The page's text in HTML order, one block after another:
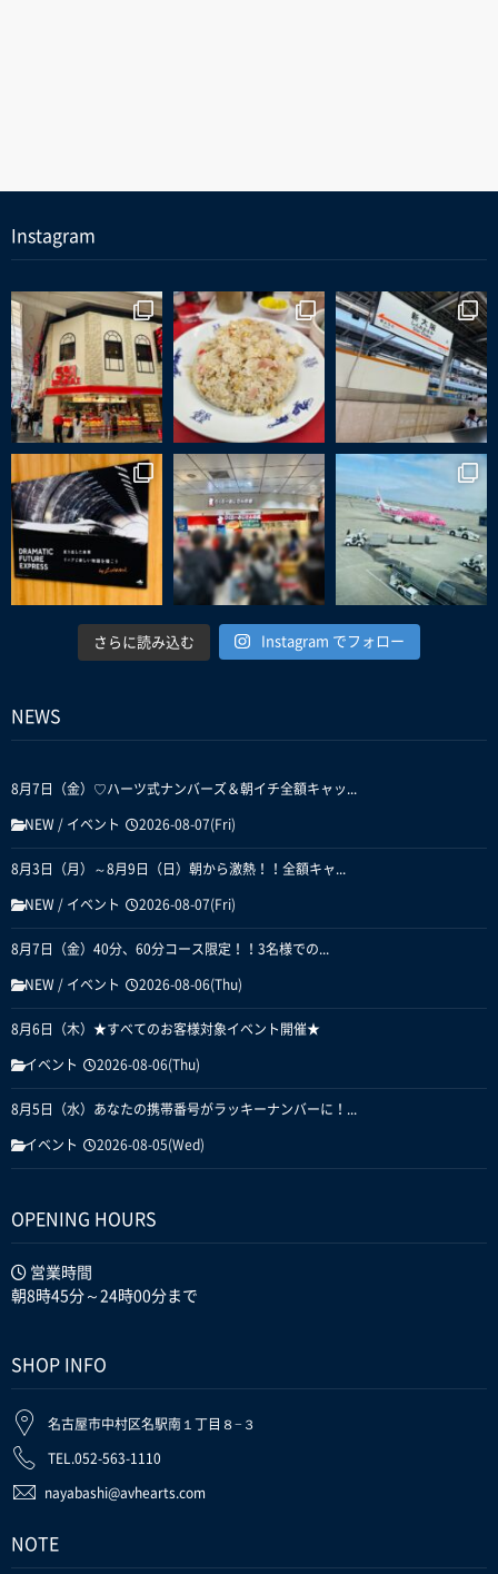
Instagram
さらに読み込む Instagram でフォロー
NEWS
8月7日（金）♡ハーツ式ナンバーズ＆朝イチ全額キャッ...
NEW / イベント 2026-08-07(Fri)
8月3日（月）～8月9日（日）朝から激熱！！全額キャ...
NEW / イベント 2026-08-07(Fri)
8月7日（金）40分、60分コース限定！！3名様での...
NEW / イベント 2026-08-06(Thu)
8月6日（木）★すべてのお客様対象イベント開催★
イベント 2026-08-06(Thu)
8月5日（水）あなたの携帯番号がラッキーナンバーに！...
イベント 2026-08-05(Wed)
OPENING HOURS
営業時間
朝8時45分～24時00分まで
SHOP INFO
名古屋市中村区名駅南１丁目８−３
TEL.052-563-1110
nayabashi@avhearts.com
NOTE